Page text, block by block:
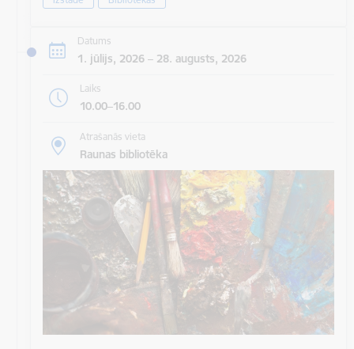
Datums
1. jūlijs, 2026 – 28. augusts, 2026
Laiks
10.00–16.00
Atrašanās vieta
Raunas bibliotēka